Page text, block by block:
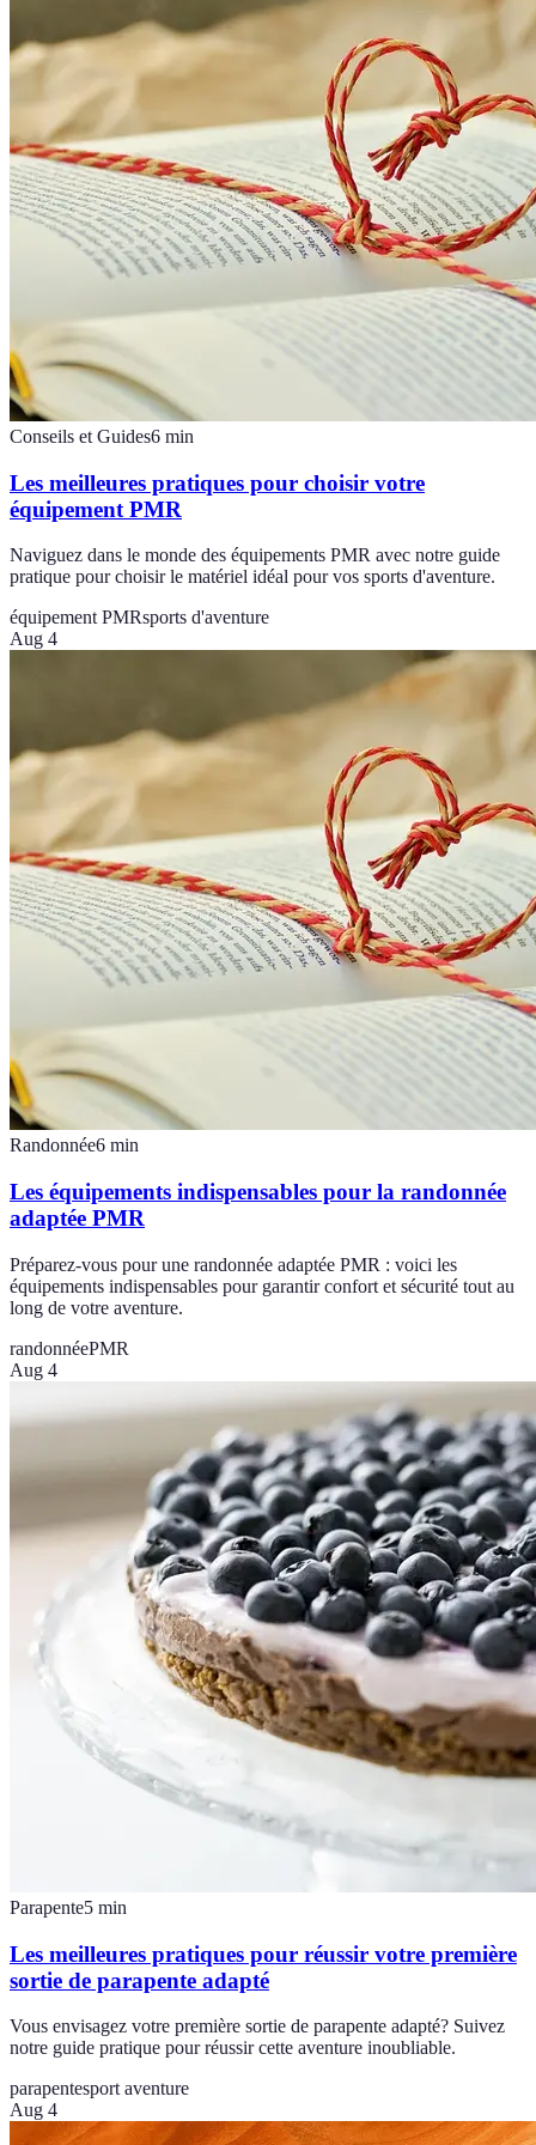
Conseils et Guides6 min
Les meilleures pratiques pour choisir votre
équipement PMR
Naviguez dans le monde des équipements PMR avec notre guide
pratique pour choisir le matériel idéal pour vos sports d'aventure.
équipement PMRsports d'aventure
Aug 4
Randonnée6 min
Les équipements indispensables pour la randonnée
adaptée PMR
Préparez-vous pour une randonnée adaptée PMR : voici les
équipements indispensables pour garantir confort et sécurité tout au
long de votre aventure.
randonnéePMR
Aug 4
Parapente5 min
Les meilleures pratiques pour réussir votre première
sortie de parapente adapté
Vous envisagez votre première sortie de parapente adapté? Suivez
notre guide pratique pour réussir cette aventure inoubliable.
parapentesport aventure
Aug 4